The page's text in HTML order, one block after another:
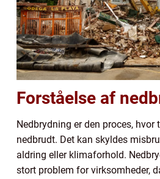
Forståelse af
Nedbrydning er den proces,
nedbrudt. Det kan skyldes
aldring eller klimaforhold.
stort problem for virksomheder,